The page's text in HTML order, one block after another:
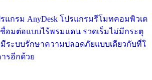
แกรม AnyDesk โปรแกรมรีโมทคอมพิวเต
อมต่อแบบไร้พรมแดน รวดเร็มไม่มีกระตุ
ระบบรักษาความปลอดภัยแบบเดียวกับที่ใ
รอีกด้วย